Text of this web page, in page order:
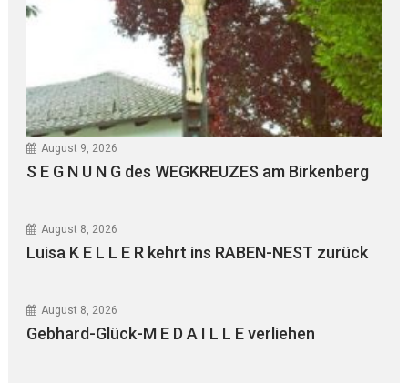
August 9, 2026
S E G N U N G des WEGKREUZES am Birkenberg
August 8, 2026
Luisa K E L L E R kehrt ins RABEN-NEST zurück
August 8, 2026
Gebhard-Glück-M E D A I L L E verliehen